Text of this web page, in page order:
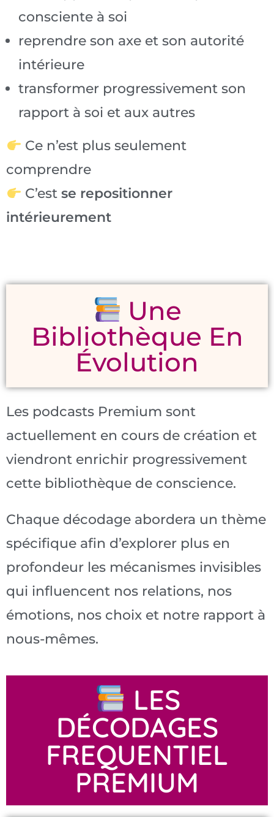
consciente à soi
reprendre son axe et son autorité
intérieure
transformer progressivement son
rapport à soi et aux autres
Ce n’est plus seulement
comprendre
C’estse repositionner
intérieurement
Une
Bibliothèque En
Évolution
Les podcasts Premium sont
actuellement en cours de création et
viendront enrichir progressivement
cette bibliothèque de conscience.
Chaque décodage abordera un thème
spécifique afin d’explorer plus en
profondeur les mécanismes invisibles
qui influencent nos relations, nos
émotions, nos choix et notre rapport à
nous-mêmes.
LES
DÉCODAGES
FREQUENTIEL
PREMIUM